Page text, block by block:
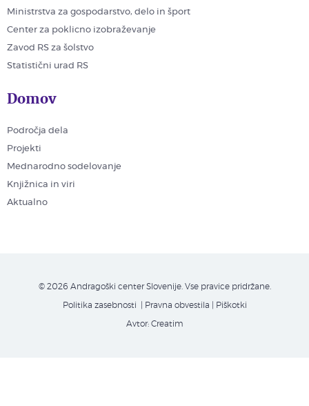
Ministrstva za gospodarstvo, delo in šport
Center za poklicno izobraževanje
Zavod RS za šolstvo
Statistični urad RS
Domov
Področja dela
Projekti
Mednarodno sodelovanje
Knjižnica in viri
Aktualno
© 2026 Andragoški center Slovenije. Vse pravice pridržane.
Politika zasebnosti | Pravna obvestila Piškotki
Avtor: Creatim